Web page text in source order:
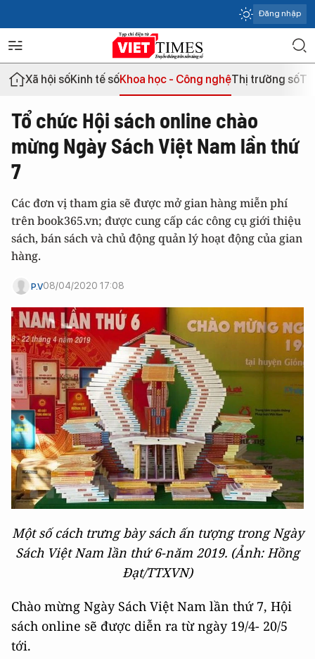
Đăng nhập
Xã hội sốKinh tế sốKhoa học - Công nghệThị trường số
Tổ chức Hội sách online chào
mừng Ngày Sách Việt Nam lần thứ
7
Các đơn vị tham gia sẽ được mở gian hàng miễn phí
trên book365.vn; được cung cấp các công cụ giới thiệu
sách, bán sách và chủ động quản lý hoạt động của gian
hàng.
P.V08/04/2020 17:08
Một số cách trưng bày sách ấn tượng trong Ngày
Sách Việt Nam lần thứ 6-năm 2019. (Ảnh: Hồng
Đạt/TTXVN)
Chào mừng Ngày Sách Việt Nam lần thứ 7, Hội
sách online sẽ được diễn ra từ ngày 19/4- 20/5
tới.